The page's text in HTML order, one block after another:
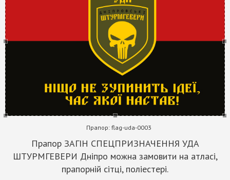
Прапор: flag-uda-0003
Прапор ЗАГІН СПЕЦПРИЗНАЧЕННЯ УДА
ШТУРМГЕВЕРИ Дніпро можна замовити на атласі,
прапорній сітці, поліестері.